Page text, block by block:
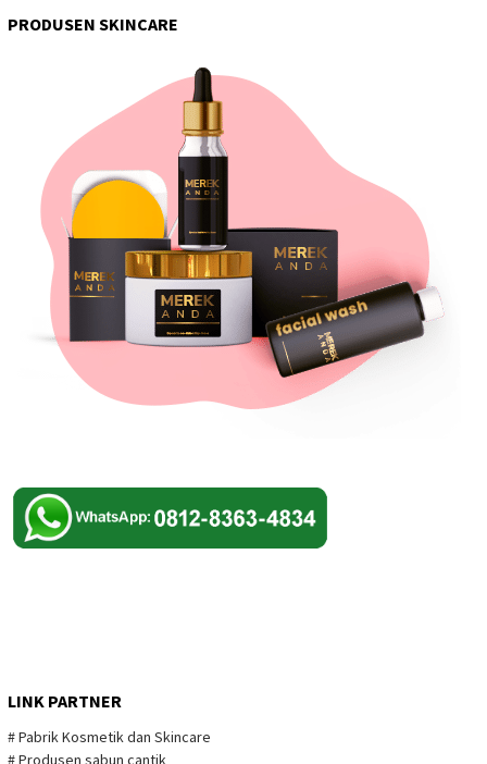
PRODUSEN SKINCARE
LINK PARTNER
# Pabrik Kosmetik dan Skincare
# Produsen sabun cantik